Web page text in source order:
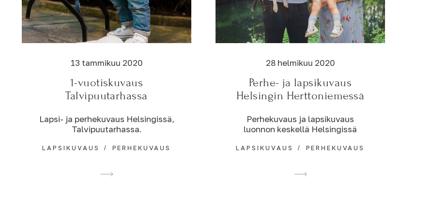
13 tammikuu 2020
1-vuotiskuvaus
Talvipuutarhassa
Lapsi- ja perhekuvaus Helsingissä,
Talvipuutarhassa.
LAPSIKUVAUS PERHEKUVAUS
28 helmikuu 2020
Perhe- ja lapsikuvaus
Helsingin Herttoniemessä
Perhekuvaus ja lapsikuvaus
luonnon keskellä Helsingissä
LAPSIKUVAUS PERHEKUVAUS